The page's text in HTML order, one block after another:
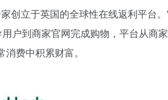
创立于英国的全球性在线返利平台
用户到商家官网完成购物，平台从
费中积累财富。